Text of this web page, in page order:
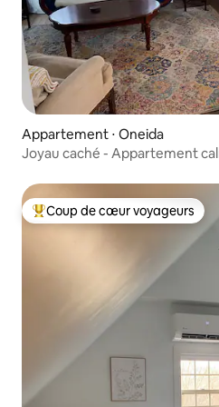
Appartement ⋅ Oneida
Joyau caché - Appartement
Coups de cœur voyageurs les
Coup de cœur voyageurs